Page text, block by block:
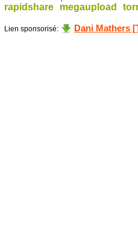
rapidshare megaupload
Lien sponsorisé: Dani Mathers